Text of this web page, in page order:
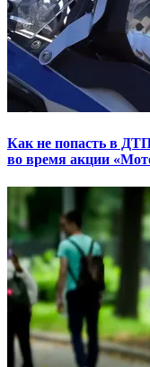
Как не попасть в
во время акции